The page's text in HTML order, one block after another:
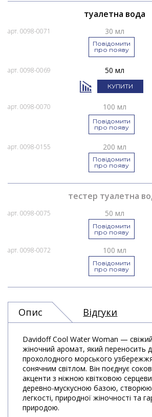
туалетна вода
арт. 0098-0071 30 мл
Повідомити
про появу
арт. 0098-0069 50 мл
КУПИТИ
арт. 0098-0070 100 мл
Повідомити
про появу
арт. 0098-0155 200 мл
Повідомити
про появу
тестер туалетна
арт. 0098-0075 50 мл
Повідомити
про появу
арт. 0098-0072 100 мл
Повідомити
про появу
Опис Відгуки
Davidoff Cool Water Woman —
жіночний аромат, який переносить
прохолодного морського узбережжя
сонячним світлом. Він поєднує
акценти з ніжною квітковою
деревно-мускусною базою,
легкості, природної жіночності та
природою.